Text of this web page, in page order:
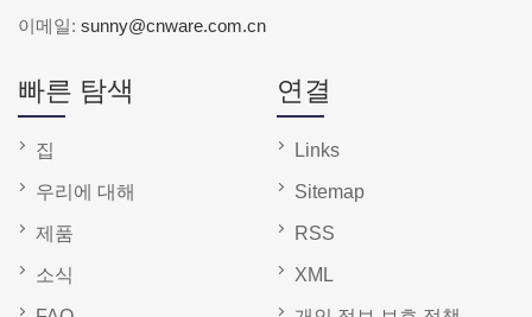
이메일: sunny@cnware.com.cn
빠른 탐색
집
우리에 대해
제품
소식
연결
Links
Sitemap
RSS
XML